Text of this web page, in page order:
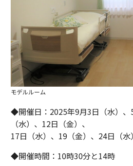
モデルルーム
◆開催日：2025年9月3日（水）、
（水）、12日（金）、
17日（水）、19（金）、24日（水
◆開催時間：10時30分と14時